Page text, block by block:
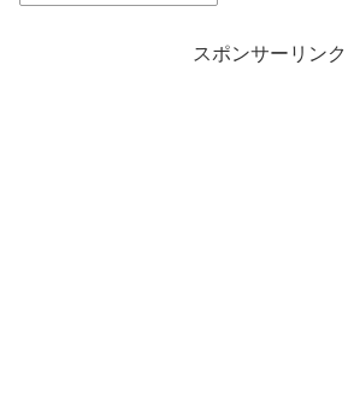
スポンサーリンク